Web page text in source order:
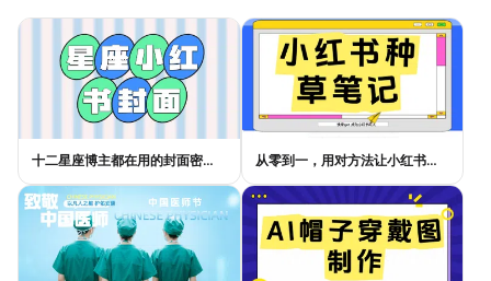
十二星座博主都在用的封面密码，星座小红书封面标题这样写才吸睛 从零到一，用对方法让小红书种草笔记的流量自己找上门